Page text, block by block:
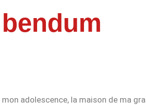
mon adolescence, la maison de ma